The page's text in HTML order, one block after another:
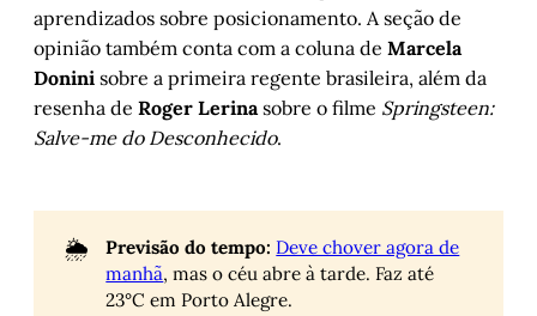
aprendizados sobre posicionamento. A seção de
opinião também conta com a coluna de Marcela
Donini sobre a primeira regente brasileira, além da
resenha de Roger Lerinasobre o filme Springsteen:
Salve-me do Desconhecido.
🌦️ Previsão do tempo: Deve chover agora de
manhã, mas o céu abre à tarde. Faz até
23°C em Porto Alegre.